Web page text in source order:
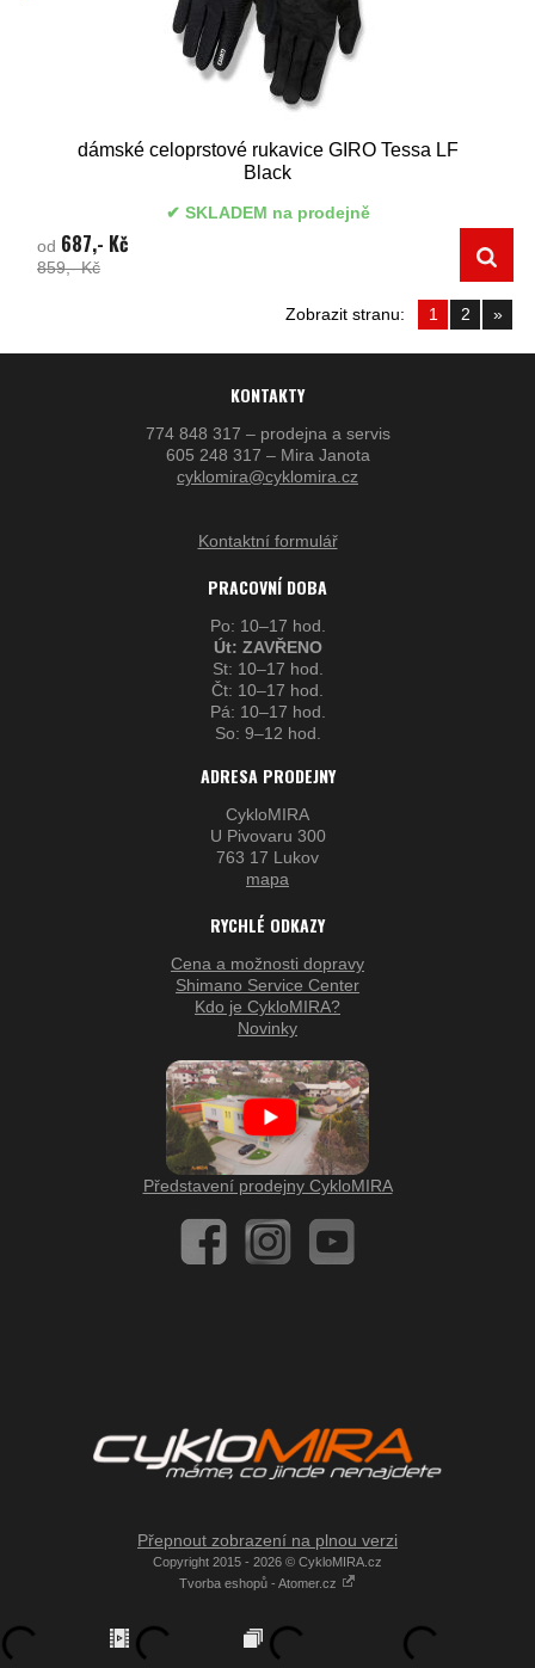
dámské celoprstové rukavice GIRO Tessa LF
Black
SKLADEM na prodejně
od 687,- Kč
859,- Kč
Zobrazit stranu: 1 2 »
KONTAKTY
774 848 317 – prodejna a servis
605 248 317 – Mira Janota
cyklomira@cyklomira.cz
Kontaktní formulář
PRACOVNÍ DOBA
Po: 10–17 hod.
Út: ZAVŘENO
St: 10–17 hod.
Čt: 10–17 hod.
Pá: 10–17 hod.
So: 9–12 hod.
ADRESA PRODEJNY
CykloMIRA
U Pivovaru 300
763 17 Lukov
mapa
RYCHLÉ ODKAZY
Cena a možnosti dopravy
Shimano Service Center
Kdo je CykloMIRA?
Novinky
Představení prodejny CykloMIRA
Přepnout zobrazení na plnou verzi
Copyright 2015 - 2026 © CykloMIRA.cz
Tvorba eshopů - Atomer.cz